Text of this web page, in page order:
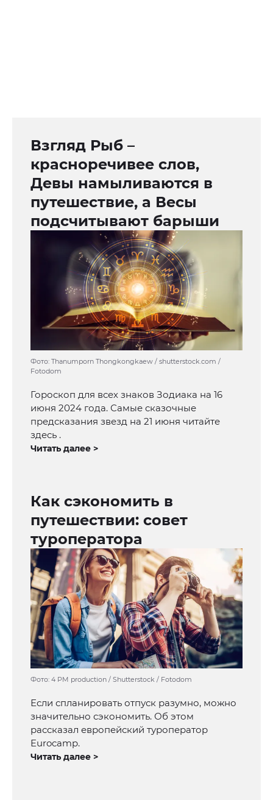
Взгляд Рыб –
красноречивее слов,
Девы намыливаются в
путешествие, а Весы
подсчитывают барыши
Фото: Thanumporn Thongkongkaew / shutterstock.com /
Fotodom
Гороскоп для всех знаков Зодиака на 16
июня 2024 года. Самые сказочные
предсказания звезд на 21 июня читайте
здесь .
Читать далее >
Как сэкономить в
путешествии: совет
туроператора
Фото: 4 PM production / Shutterstock / Fotodom
Если спланировать отпуск разумно, можно
значительно сэкономить. Об этом
рассказал европейский туроператор
Eurocamp.
Читать далее >